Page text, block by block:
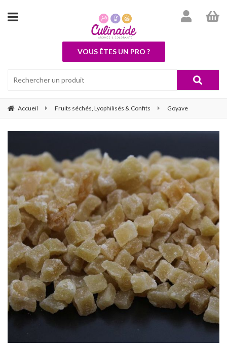
VOUS ÊTES UN PRO ?
Accueil Fruits séchés, Lyophilisés & Confits Goyave